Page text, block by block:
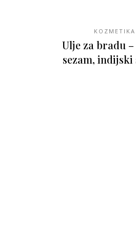
KOZMETIKA
Ulje za bradu
sezam, indijski